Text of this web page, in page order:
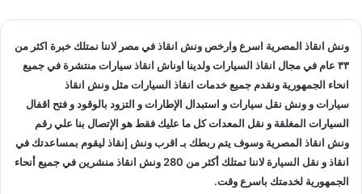
ل
ح
ي
ص
ك
ونش انقاذ المصرية اسرع وارخص ونش انقاذفي مصر لاننا نمتلك خبرة اكثر من
٣٣ عام في مجال
انقاذ السياراتولدينا اوناش انقاذ سياراتمنتشرة في جميع
انحاء الجمهورية ونقدم جميع خدمات انقاذ السياراتمثل ونش انقاذ
سياراتو ونش نقل سياراتو استبدال الإطارات و التزود بالوقود و فتح اقفال
السيارات المغلقة و نقل المعدات كل ما عليك فقط هو الإتصال بنا عليرقم
ونش انقاذ المصرية وسوف يتم ربطك بـ اقرب ونش إنقاذليقوم بمساعدتك في
انقاذ و نقل السيارة لاننا تمتلك أكثر من 280 ونش انقاذمنشرين في جميع أنحاء
الجمهورية لخدمتك باسرع وقت.